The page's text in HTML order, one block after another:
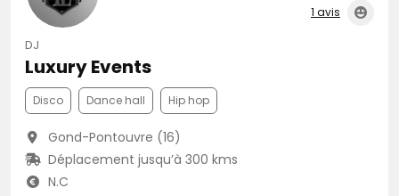
1 avis
DJ
Luxury Events
Disco Dance hall Hip hop
Gond-Pontouvre (16)
Déplacement jusqu’à 300 kms
N.C